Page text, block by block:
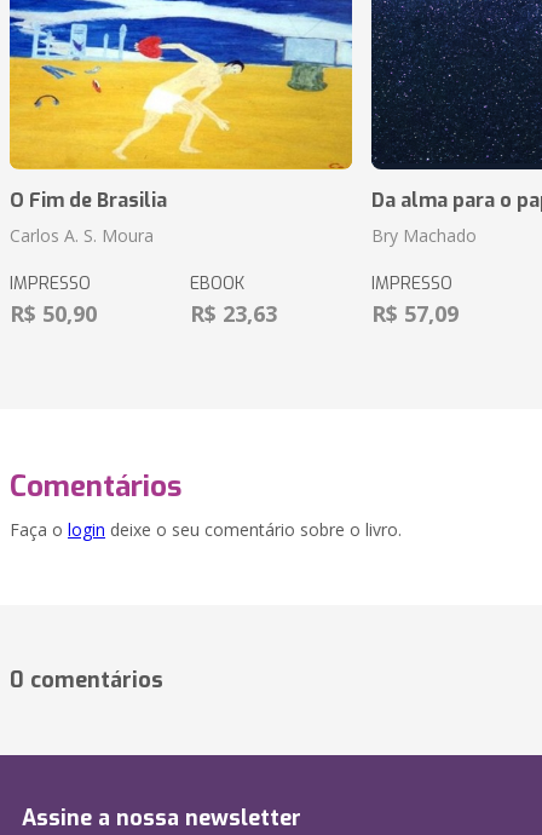
O Fim de Brasilia
Carlos A. S. Moura
IMPRESSO
R$ 50,90
EBOOK
R$ 23,63
Da alma para o
Bry Machado
IMPRESSO
R$ 57,09
Comentários
Faça o login deixe o seu comentário sobre o livro.
0 comentários
Assine a nossa newsletter